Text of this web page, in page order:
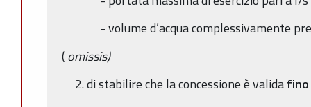
- volume d’acqua complessivamente
(omissis)
di stabilire che la concessione è valida